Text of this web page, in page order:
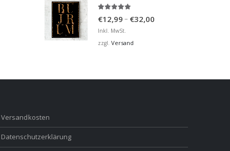
€12,99 – €32,00
Inkl. MwSt.
zzgl. Versand
Versandkosten
Datenschutzerklärung